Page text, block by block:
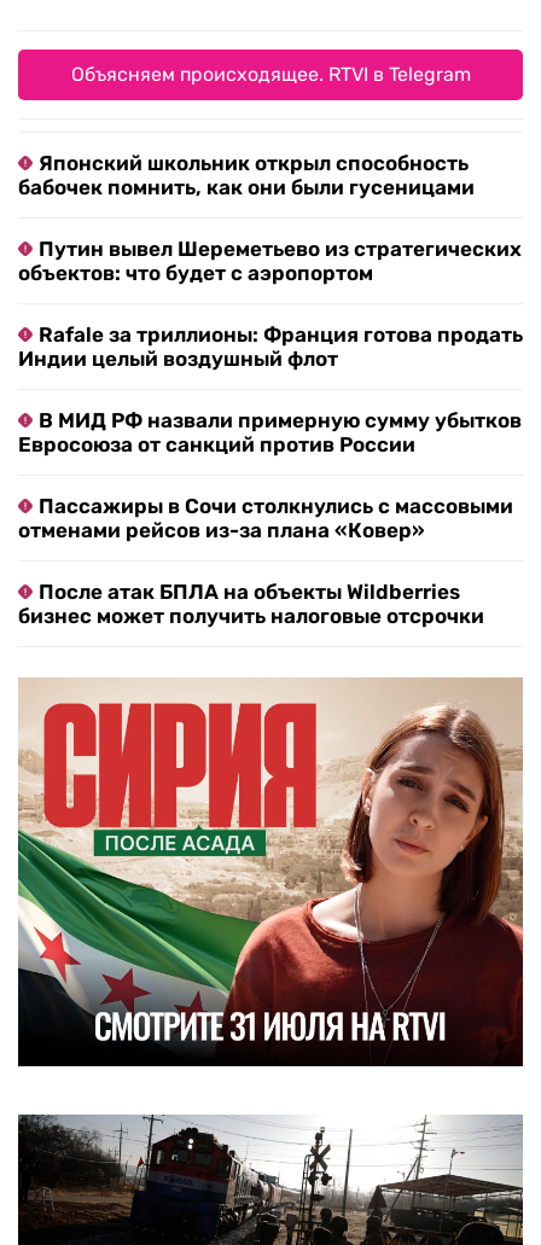
Объясняем происходящее. RTVI в Telegram
Японский школьник открыл способность
бабочек помнить, как они были гусеницами
Путин вывел Шереметьево из стратегических
объектов: что будет с аэропортом
Rafale за триллионы: Франция готова продать
Индии целый воздушный флот
В МИД РФ назвали примерную сумму убытков
Евросоюза от санкций против России
Пассажиры в Сочи столкнулись с массовыми
отменами рейсов из-за плана «Ковер»
После атак БПЛА на объекты Wildberries
бизнес может получить налоговые отсрочки